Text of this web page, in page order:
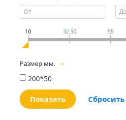
10 32.50 55
Размер мм.
200*50